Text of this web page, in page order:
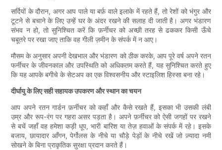
सर्दियों के दौरान, अगर आप पाले या बर्फ़ वाले इलाके में रहते हैं, तो रेशों को भंगुर और
टूटने से बचाने के लिए उन्हें घर के अंदर रखने की सलाह दी जाती है। अगर भंडारण
संभव न हो, तो सुनिश्चित करें कि फ़र्नीचर को अच्छी तरह से ढककर किसी ऊँचे
चबूतरे पर रखा जाए ताकि वह गीली ज़मीन के संपर्क में न आए।
मौसम के अनुसार अपनी देखभाल और भंडारण को ठीक करके, आप पूरे वर्ष अपने रतन
फर्नीचर के जीवनकाल और उपस्थिति को अधिकतम करते हैं, यह सुनिश्चित करते हुए
कि यह आपके बगीचे के सेटअप का एक विश्वसनीय और स्टाइलिश हिस्सा बना रहे।
दीर्घायु के लिए सही सहायक उपकरण और स्थान का चयन
आप अपने रतन गार्डन फ़र्नीचर को कहाँ और कैसे रखते हैं, इसका भी उसकी लंबी
उम्र और रूप-रंग पर गहरा असर पड़ता है। अपने फ़र्नीचर को ऐसी जगहों पर रखने
से बचें जहाँ वह हमेशा कड़ी धूप, भारी बारिश या तेज़ हवाओं के संपर्क में रहे। इसके
बजाय, छायादार आँगन, पेर्गोलस के नीचे या चौड़े पेड़ों के नीचे रखें जो ज़्यादा नमी
सोखने के बिना प्राकृतिक सुरक्षा प्रदान करते हैं।